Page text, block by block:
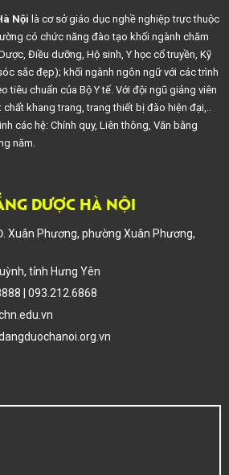
Nội là cơ sở giáo dục nghề nghiệp trực thuộc
có chức năng đào tạo khối ngành chăm
Điều dưỡng, Hộ sinh, Y học cổ truyền, Kỹ
sắc đẹp); khối ngành ngôn ngữ với các trình
tiêu chuẩn của Bộ Y tế. Với đội ngũ giảng viên
khang trang, trang thiết bị đào hiện đại,..
các hệ: Chính quy, Liên thông, Văn bằng
năm.
DƯỢC HÀ NỘI
Xuân Phương, phường Xuân Phương,
tỉnh Hưng Yên
| 093.212.6868